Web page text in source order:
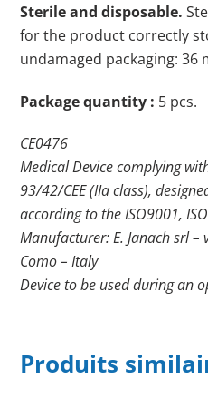
Sterile and disposable.
for the product correctly
undamaged packaging: 36
Package quantity : 5 pcs.
CE0476
Medical Device complying
93/42/CEE (IIa class),
according to the ISO9001,
Manufacturer: E. Janach srl
Como – Italy
Device to be used during an
Produits